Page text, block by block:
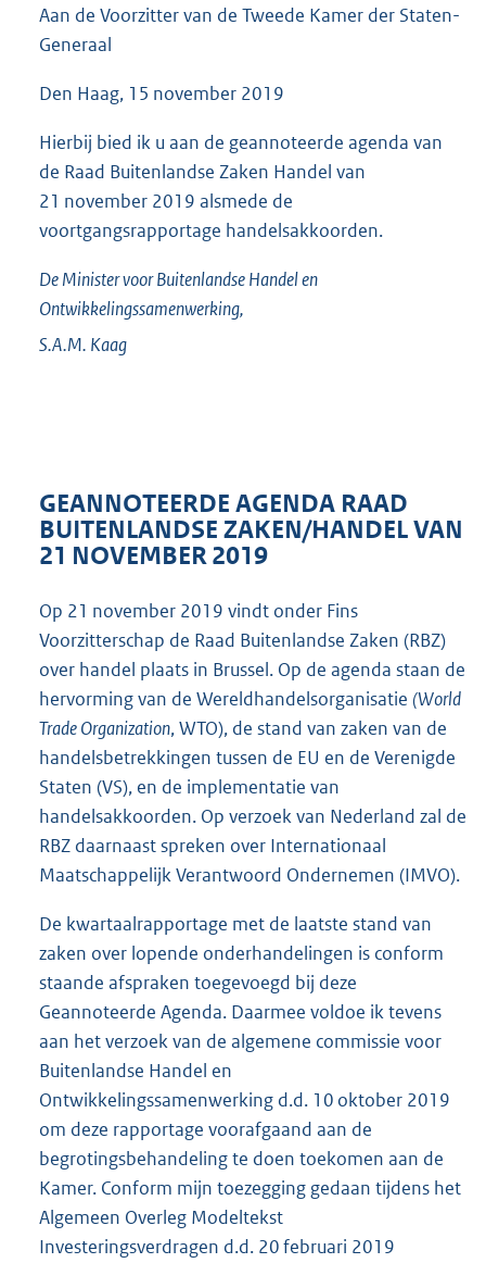
b
Aan de Voorzitter van de Tweede Kamer der Staten-
Generaal
Den Haag, 15 november 2019
Hierbij bied ik u aan de geannoteerde agenda van
de Raad Buitenlandse Zaken Handel van
21 november 2019 alsmede de
voortgangsrapportage handelsakkoorden.
De Minister voor Buitenlandse Handel en
Ontwikkelingssamenwerking,
S.A.M. Kaag
GEANNOTEERDE AGENDA RAAD
BUITENLANDSE ZAKEN/HANDEL VAN
21 NOVEMBER 2019
Op 21 november 2019 vindt onder Fins
Voorzitterschap de Raad Buitenlandse Zaken (RBZ)
over handel plaats in Brussel. Op de agenda staan de
hervorming van de Wereldhandelsorganisatie (World
Trade Organization, WTO), de stand van zaken van de
handelsbetrekkingen tussen de EU en de Verenigde
Staten (VS), en de implementatie van
handelsakkoorden. Op verzoek van Nederland zal de
RBZ daarnaast spreken over Internationaal
Maatschappelijk Verantwoord Ondernemen (IMVO).
De kwartaalrapportage met de laatste stand van
zaken over lopende onderhandelingen is conform
staande afspraken toegevoegd bij deze
Geannoteerde Agenda. Daarmee voldoe ik tevens
aan het verzoek van de algemene commissie voor
Buitenlandse Handel en
Ontwikkelingssamenwerking d.d. 10 oktober 2019
om deze rapportage voorafgaand aan de
begrotingsbehandeling te doen toekomen aan de
Kamer. Conform mijn toezegging gedaan tijdens het
Algemeen Overleg Modeltekst
Investeringsverdragen d.d. 20 februari 2019